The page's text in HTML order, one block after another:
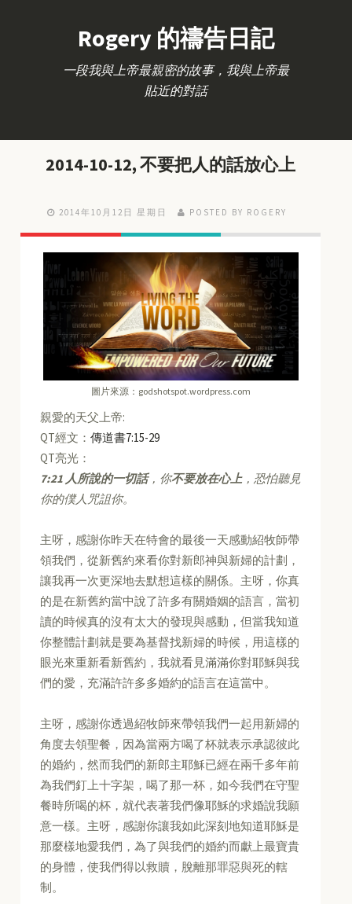
Rogery 的禱告日記
一段我與上帝最親密的故事，我與上帝最
貼近的對話
2014-10-12, 不要把人的話放心上
2014年10月12日 星期日 POSTED BY ROGERY
圖片來源：godshotspot.wordpress.com
親愛的天父上帝:
QT經文：傳道書7:15-29
QT亮光：
7:21 人所說的一切話，你不要放在心上，恐怕聽見
你的僕人咒詛你。
主呀，感謝你昨天在特會的最後一天感動紹牧師帶
領我們，從新舊約來看你對新郎神與新婦的計劃，
讓我再一次更深地去默想這樣的關係。主呀，你真
的是在新舊約當中說了許多有關婚姻的語言，當初
讀的時候真的沒有太大的發現與感動，但當我知道
你整體計劃就是要為基督找新婦的時候，用這樣的
眼光來重新看新舊約，我就看見滿滿你對耶穌與我
們的愛，充滿許許多多婚約的語言在這當中。
主呀，感謝你透過紹牧師來帶領我們一起用新婦的
角度去領聖餐，因為當兩方喝了杯就表示承認彼此
的婚約，然而我們的新郎主耶穌已經在兩千多年前
為我們釘上十字架，喝了那一杯，如今我們在守聖
餐時所喝的杯，就代表著我們像耶穌的求婚說我願
意一樣。主呀，感謝你讓我如此深刻地知道耶穌是
那麼樣地愛我們，為了與我們的婚約而獻上最寶貴
的身體，使我們得以救贖，脫離那罪惡與死的轄
制。